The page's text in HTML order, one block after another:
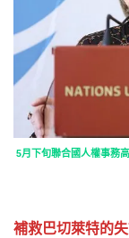
5月下旬聯合國人權事務
補救巴切萊特的